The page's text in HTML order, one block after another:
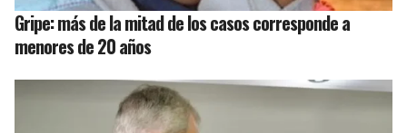
Gripe: más de la mitad de los casos corresponde a
menores de 20 años